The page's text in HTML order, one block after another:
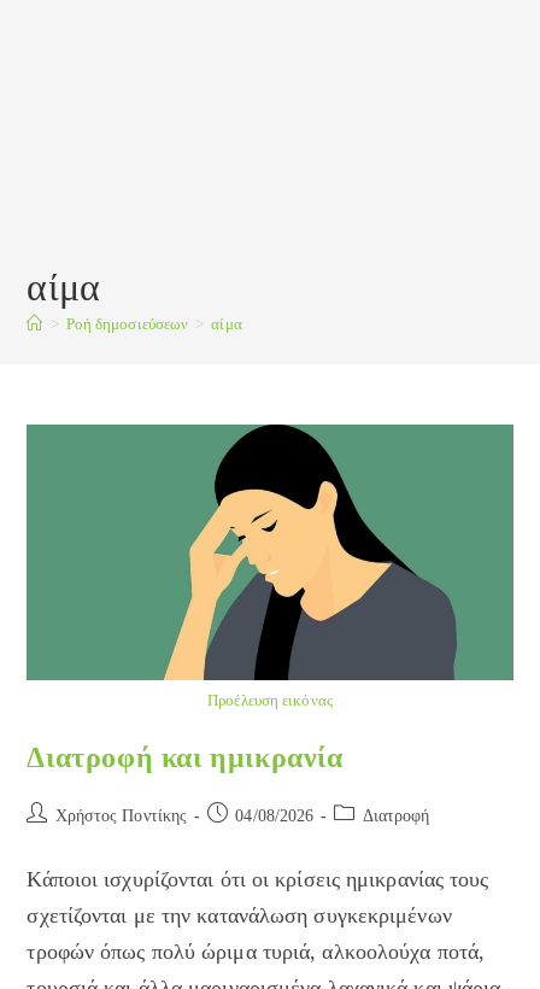
αίμα
> Ροή δημοσιεύσεων > αίμα
Προέλευση εικόνας
Διατροφή και ημικρανία
Post Χρήστος Ποντίκης
Post04/08/2026
Post Διατροφή
Κάποιοι ισχυρίζονται ότι οι κρίσεις ημικρανίας τους
σχετίζονται με την κατανάλωση συγκεκριμένων
τροφών όπως πολύ ώριμα τυριά, αλκοολούχα ποτά,